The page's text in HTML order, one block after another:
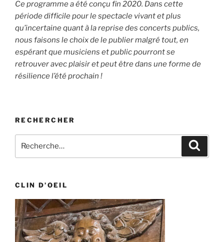
Ce programme a été conçu fin 2020. Dans cette
période difficile pour le spectacle vivant et plus
qu’incertaine quant à la reprise des concerts publics,
nous faisons le choix de le publier malgré tout, en
espérant que musiciens et public pourront se
retrouver avec plaisir et peut être dans une forme de
résilience l’été prochain !
RECHERCHER
pour
CLIN D’OEIL